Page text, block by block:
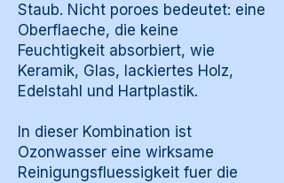
Staub. Nicht poroes bedeutet: eine
Oberflaeche, die keine
Feuchtigkeit absorbiert, wie
Keramik, Glas, lackiertes Holz,
Edelstahl und Hartplastik.
In dieser Kombination ist
Ozonwasser eine wirksame
Reinigungsfluessigkeit fuer die